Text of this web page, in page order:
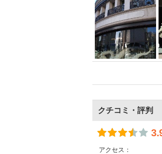
クチコミ・評判
アクセス：